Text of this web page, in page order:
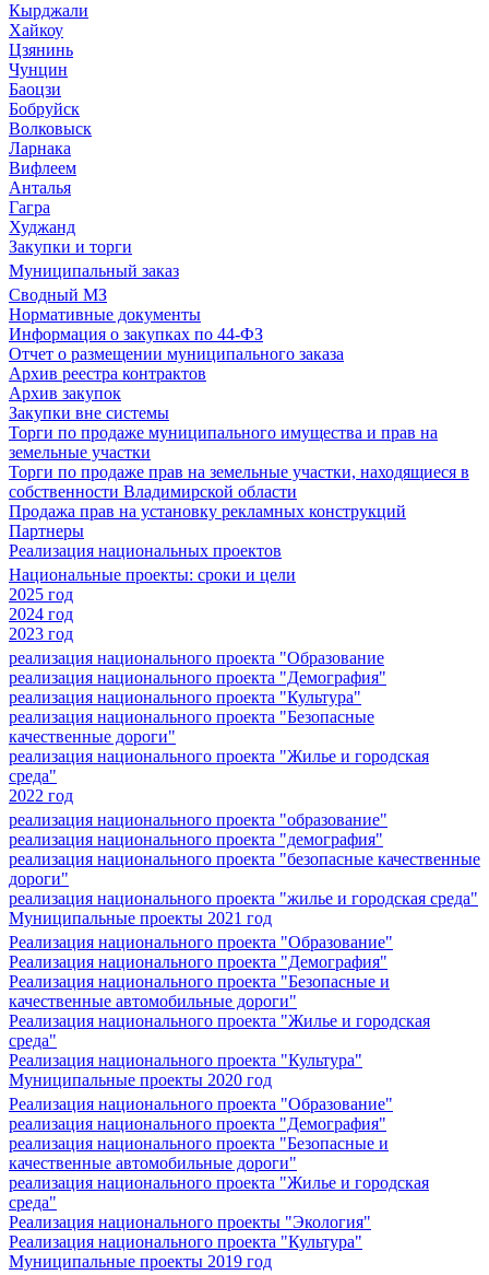
Кырджали
Хайкоу
Цзянинь
Чунцин
Баоцзи
Бобруйск
Волковыск
Ларнака
Вифлеем
Анталья
Гагра
Худжанд
Закупки и торги
Муниципальный заказ
Сводный МЗ
Нормативные документы
Информация о закупках по 44-ФЗ
Отчет о размещении муниципального заказа
Архив реестра контрактов
Архив закупок
Закупки вне системы
Торги по продаже муниципального имущества и прав на
земельные участки
Торги по продаже прав на земельные участки, находящиеся в
собственности Владимирской области
Продажа прав на установку рекламных конструкций
Партнеры
Реализация национальных проектов
Национальные проекты: сроки и цели
2025 год
2024 год
2023 год
реализация национального проекта "Образование
реализация национального проекта "Демография"
реализация национального проекта "Культура"
реализация национального проекта "Безопасные
качественные дороги"
реализация национального проекта "Жилье и городская
среда"
2022 год
реализация национального проекта "образование"
реализация национального проекта "демография"
реализация национального проекта "безопасные качественные
дороги"
реализация национального проекта "жилье и городская среда"
Муниципальные проекты 2021 год
Реализация национального проекта "Образование"
Реализация национального проекта "Демография"
Реализация национального проекта "Безопасные и
качественные автомобильные дороги"
Реализация национального проекта "Жилье и городская
среда"
Реализация национального проекта "Культура"
Муниципальные проекты 2020 год
Реализация национального проекта "Образование"
реализация национального проекта "Демография"
реализация национального проекта "Безопасные и
качественные автомобильные дороги"
реализация национального проекта "Жилье и городская
среда"
Реализация национального проекты "Экология"
Реализация национального проекта "Культура"
Муниципальные проекты 2019 год